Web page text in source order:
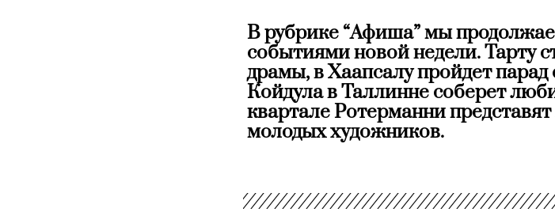
В рубрике “Афиша” мы
событиями новой недели. Тарту
драмы, в Хаапсалу пройдет
Койдула в Таллинне соберет
квартале Ротерманни
молодых художников.